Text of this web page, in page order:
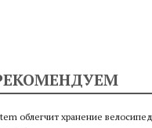
облегчит хранение